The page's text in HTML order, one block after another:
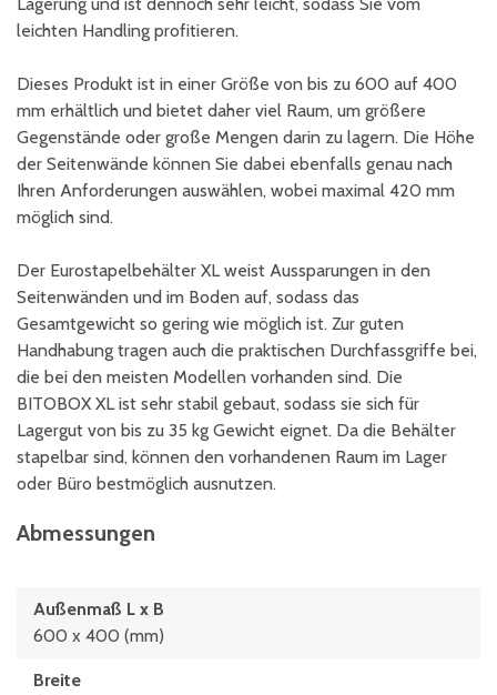
leichten Handling profitieren.
Dieses Produkt ist in einer Größe von bis zu 600 auf 400
mm erhältlich und bietet daher viel Raum, um größere
Gegenstände oder große Mengen darin zu lagern. Die Höhe
der Seitenwände können Sie dabei ebenfalls genau nach
Ihren Anforderungen auswählen, wobei maximal 420 mm
möglich sind.
Der Eurostapelbehälter XL weist Aussparungen in den
Seitenwänden und im Boden auf, sodass das
Gesamtgewicht so gering wie möglich ist. Zur guten
Handhabung tragen auch die praktischen Durchfassgriffe bei,
die bei den meisten Modellen vorhanden sind. Die
BITOBOX XL ist sehr stabil gebaut, sodass sie sich für
Lagergut von bis zu 35 kg Gewicht eignet. Da die Behälter
stapelbar sind, können den vorhandenen Raum im Lager
oder Büro bestmöglich ausnutzen.
Abmessungen
Außenmaß L x B
600 x 400 (mm)
Breite